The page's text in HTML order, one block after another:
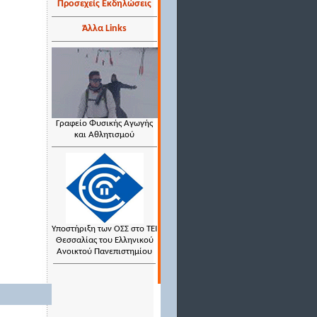
Προσεχείς Εκδηλώσεις
Άλλα Links
Γραφείο Φυσικής Αγωγής
και Αθλητισμού
Υποστήριξη των ΟΣΣ στο ΤΕΙ
Θεσσαλίας του Ελληνικού
Ανοικτού Πανεπιστημίου